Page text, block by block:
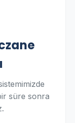
süre sonra